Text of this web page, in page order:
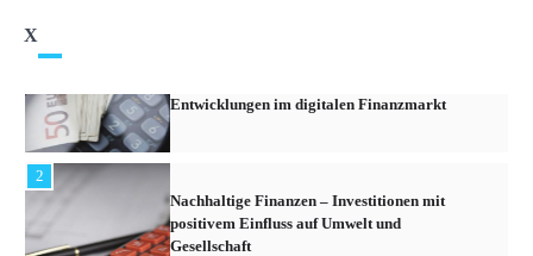
X
2
positivem Einfluss auf Umwelt und
Gesellschaft
3
Robo-Advisor – Automatisierte
Anlagestrategien und ihr Einfluss auf das
Portfoliomanagement